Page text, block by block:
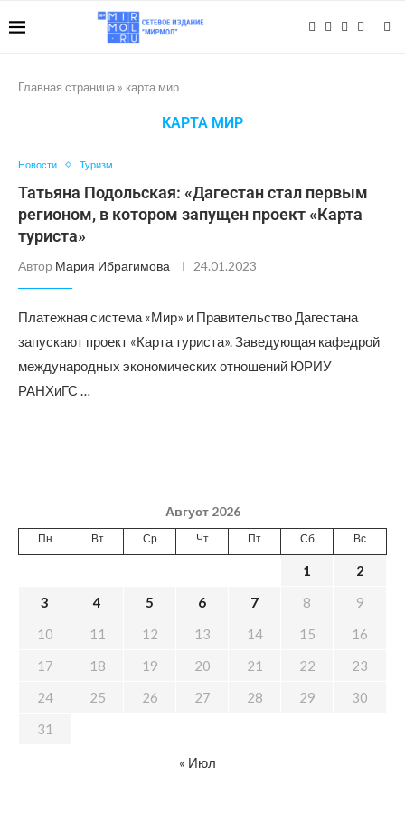
Главная страница » карта мир
КАРТА МИР
Новости Туризм
Татьяна Подольская: «Дагестан стал первым
регионом, в котором запущен проект «Карта
туриста»
Автор Мария Ибрагимова 24.01.2023
Платежная система «Мир» и Правительство Дагестана
запускают проект «Карта туриста». Заведующая кафедрой
международных экономических отношений ЮРИУ
РАНХиГС …
Август 2026
Пн Вт Ср Чт Пт Сб Вс
1
2
3
4 5 6 7 8
9
10
11 12 13 14 15
16
17
18 19 20 21 22
23
24
25 26 27 28 29
30
31
« Июл